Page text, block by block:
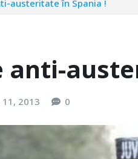
austeritate în Spania !
anti-
2013 0